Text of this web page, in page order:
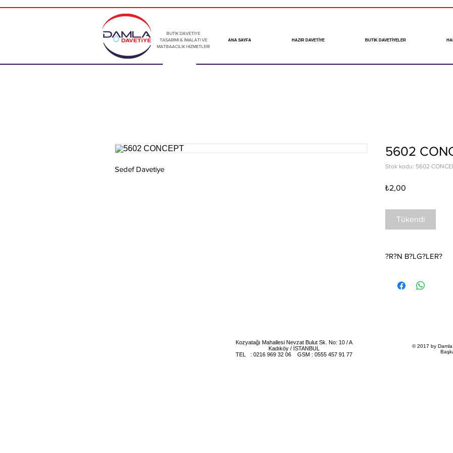
BUTİK DAVETİYE
TASARIMI & İMALATI VE
MATBAACILIK HİZMETLERİ
ANA SAYFA HAZIR DAVETİYE BUTİK DAVETİYELER
Sedef Davetiye
5602
Stok kodu: 5602
₺2,00
Tükendi
?R?N B?LG?LER?
(1 kutu 100
Kozyatağı Mahallesi Nevzat Bulut Sk. No: 10 / A
Kadıköy / İSTANBUL
TEL : 0216 969 32 06 GSM : 0555 457 91 77
© 2017 by Damla